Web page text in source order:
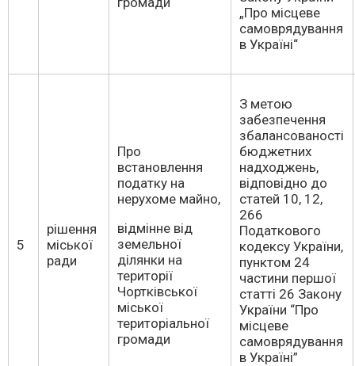
„Про місцеве
самоврядування
в Україні“
5
рішення
міської
ради
Про
встановлення
податку на
нерухоме майно,
відмінне від
земельної
ділянки на
території
Чортківської
міської
територіальної
громади
З метою
забезпечення
збалансованості
бюджетних
надходжень,
відповідно до
статей 10, 12,
266
Податкового
кодексу України,
пунктом 24
частини першої
статті 26 Закону
України “Про
місцеве
самоврядування
в Україні”